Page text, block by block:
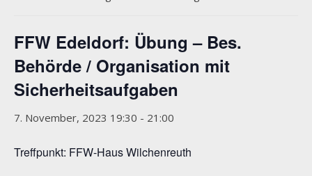
FFW Edeldorf: Übung – Bes.
Behörde / Organisation mit
Sicherheitsaufgaben
7. November, 2023 19:30 - 21:00
Treffpunkt: FFW-Haus Wilchenreuth